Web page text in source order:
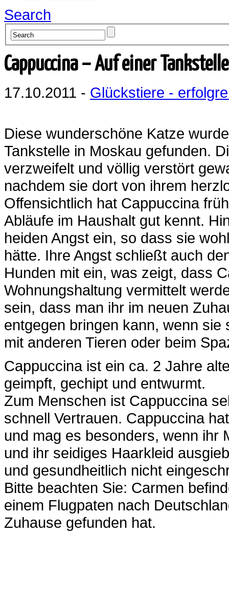
Search
Cappuccina – Auf einer
17.10.2011 - Glückstiere -
Diese wunderschöne Katze
Tankstelle in Moskau gefunden.
verzweifelt und völlig verstört
nachdem sie dort von ihrem
Offensichtlich hat Cappuccina
Abläufe im Haushalt gut kennt.
heiden Angst ein, so dass sie
hätte. Ihre Angst schließt auch
Hunden mit ein, was zeigt, dass
Wohnungshaltung vermittelt
sein, dass man ihr im neuen
entgegen bringen kann, wenn
mit anderen Tieren oder beim
Cappuccina ist ein ca. 2 Jahre
geimpft, gechipt und entwurmt.
Zum Menschen ist Cappuccina
schnell Vertrauen. Cappuccina
und mag es besonders, wenn ihr
und ihr seidiges Haarkleid
und gesundheitlich nicht
Bitte beachten Sie: Carmen
einem Flugpaten nach
Zuhause gefunden hat.